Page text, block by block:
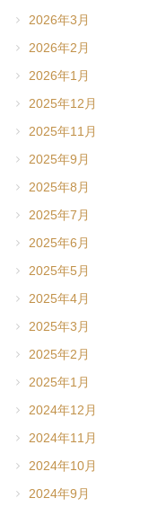
2026年3月
2026年2月
2026年1月
2025年12月
2025年11月
2025年9月
2025年8月
2025年7月
2025年6月
2025年5月
2025年4月
2025年3月
2025年2月
2025年1月
2024年12月
2024年11月
2024年10月
2024年9月